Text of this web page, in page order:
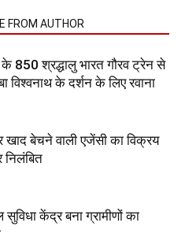
FROM AUTHOR
850 श्रद्धालु भारत गौरव ट्रेन से
विश्वनाथ के दर्शन के लिए रवाना
बेचने वाली एजेंसी का विक्रय
निलंबित
केंद्र बना ग्रामीणों का